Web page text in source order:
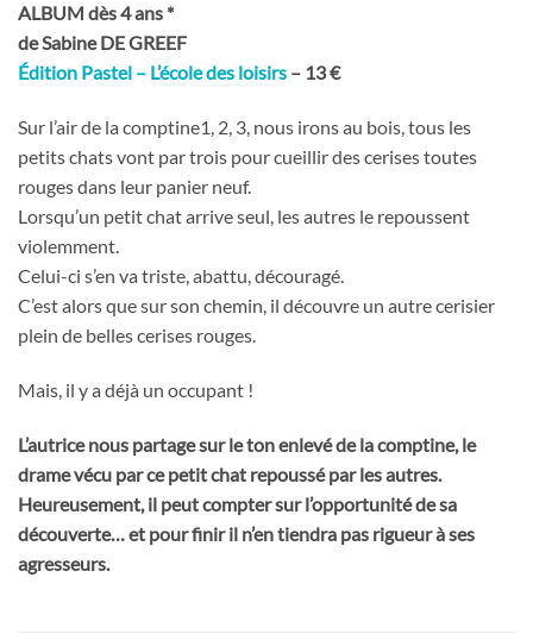
ALBUM dès 4 ans *
de Sabine DE GREEF
Édition Pastel – L’école des loisirs – 13 €
Sur l’air de la comptine1, 2, 3, nous irons au bois, tous les
petits chats vont par trois pour cueillir des cerises toutes
rouges dans leur panier neuf.
Lorsqu’un petit chat arrive seul, les autres le repoussent
violemment.
Celui-ci s’en va triste, abattu, découragé.
C’est alors que sur son chemin, il découvre un autre cerisier
plein de belles cerises rouges.
Mais, il y a déjà un occupant !
L’autrice nous partage sur le ton enlevé de la comptine, le
drame vécu par ce petit chat repoussé par les autres.
Heureusement, il peut compter sur l’opportunité de sa
découverte… et pour finir il n’en tiendra pas rigueur à ses
agresseurs.